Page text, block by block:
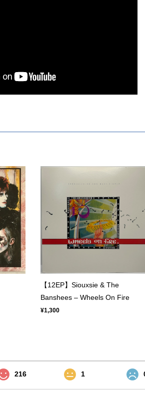
【12EP】Siouxsie & The
Banshees – Wheels On Fire
¥1,300
216 1